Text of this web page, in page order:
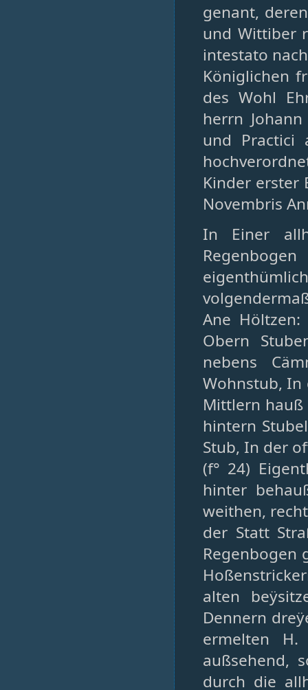
genant,
und Wittiber
intestato
Königlichen
des Wohl
herrn
und Practici
Kinder erster
Novembris
In Einer
Ane
Obern
nebens
Wohnstub, In
Mittlern hauß
hintern
Stub, In der
(f° 24)
hinter
weithen,
der Statt
Regenbogen
alten
Dennern
ermelten
außsehend,
durch die